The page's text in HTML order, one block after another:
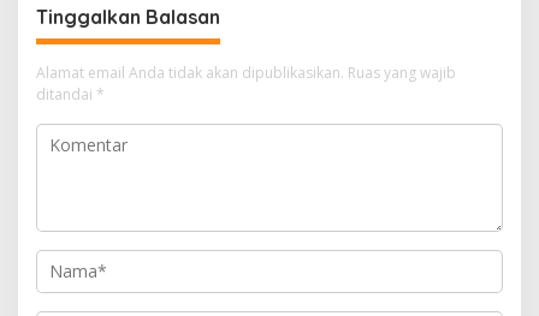
Tinggalkan Balasan
Alamat email Anda tidak akan dipublikasikan. Ruas yang wajib
ditandai *